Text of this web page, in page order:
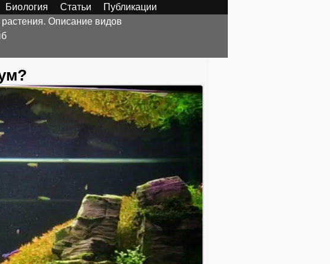
Биология Статьи
Публикации
Описание видов